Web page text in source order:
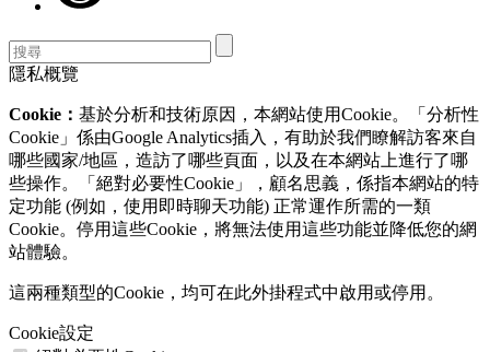
隱私概覽
Cookie： 基於分析和技術原因，本網站使用Cookie。「分析性
Cookie」係由Google Analytics插入，有助於我們瞭解訪客來自
哪些國家/地區，造訪了哪些頁面，以及在本網站上進行了哪
些操作。「絕對必要性Cookie」，顧名思義，係指本網站的特
定功能 (例如，使用即時聊天功能) 正常運作所需的一類
Cookie。停用這些Cookie，將無法使用這些功能並降低您的網
站體驗。
這兩種類型的Cookie，均可在此外掛程式中啟用或停用。
Cookie設定